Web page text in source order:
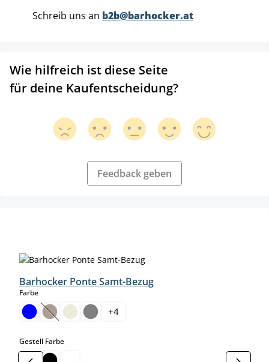
Schreib uns an b2b@barhocker.at
Wie hilfreich ist diese Seite
für deine Kaufentscheidung?
Feedback geben
Barhocker Ponte Samt-Bezug
Farbeauswählen
(Diese Option ist zurzeit nicht verfügbar.)
+4
Gestell Farbeauswählen